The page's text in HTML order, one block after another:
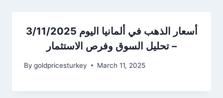
أسعار الذهب في ألمانيا اليوم 3/11/2025
– تحليل السوق وفرص الاستثمار
By goldpricesturkey March 11, 2025